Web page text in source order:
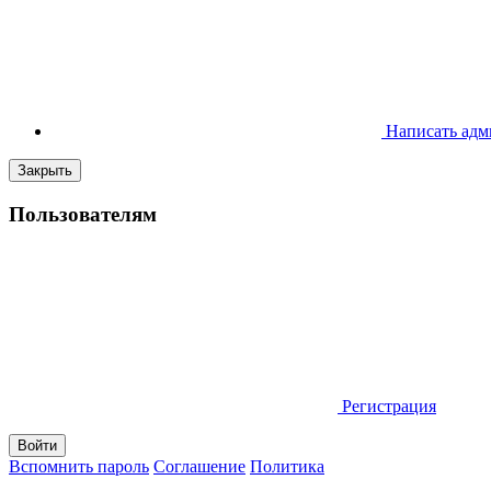
Написать
Закрыть
Пользователям
Регистрация
Вспомнить пароль Соглашение Политика